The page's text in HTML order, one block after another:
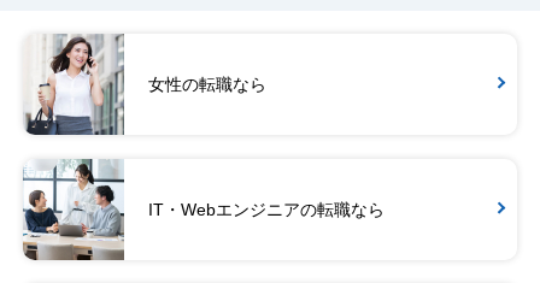
女性の転職なら
IT・Webエンジニアの転職なら